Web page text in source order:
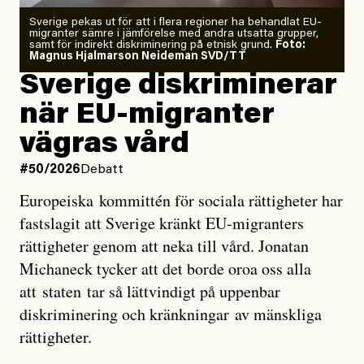
Zeke Hausfather är chockad igen efter att ha
analyserat hur de olika klimatmodellerna bedömer
läget för hur den begynnande El Niño-händelsen ska
utveckla sig. El Niño är ett återkommande
väderfenomen som uppstår när havsvattnet i delar av
Stilla havet blir ovanligt varmt. Det påverkar vädret
över stora delar av världen och under
forskare allt oftare varnat för att den här El Niñon
Det verkar vara en underdrift, menar nu Zeke
Hausfather.
”Det ser ut som att årets El Niño inte bara med stor
sannolikhet kommer att bli den starkaste sedan
tillförlitliga mätningar inleddes – den kan till och med
Sverige pekas ut för att i flera regioner ha behandlat EU-
migranter sämre i jämförelse med andra utsatta grupper,
samt för indirekt diskriminering på etnisk grund. Foto:
Magnus Hjalmarson Neideman SVD/TT
Sverige diskriminerar
när EU-migranter
vägras vård
#50/2026 Debatt
Europeiska kommittén för sociala rättigheter har
fastslagit att Sverige kränkt EU-migranters
rättigheter genom att neka till vård. Jonatan
Michaneck tycker att det borde oroa oss alla
att staten tar så lättvindigt på uppenbar
diskriminering och kränkningar av mänskliga
rättigheter.